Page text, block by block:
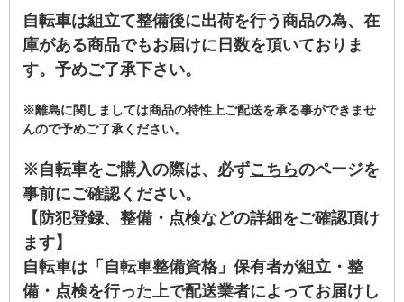
自転車は組立て整備後に出荷を行う商品の為、在
庫がある商品でもお届けに日数を頂いておりま
す。予めご了承下さい。
※離島に関しましては商品の特性上ご配送を承る事ができませ
んので予めご了承ください。
※自転車をご購入の際は、必ずこちらのページを
事前にご確認ください。
【防犯登録、整備・点検などの詳細をご確認頂け
ます】
自転車は「自転車整備資格」保有者が組立・整
備・点検を行った上で配送業者によってお届けし